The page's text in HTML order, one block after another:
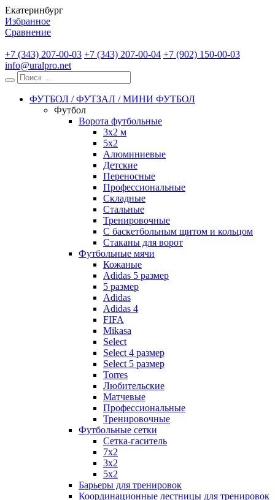
Екатеринбург
Избранное
Сравнение
+7 (343) 207-00-03 +7 (343) 207-00-04 +7 (902) 150-00-03
info@uralpro.net
ФУТБОЛ / ФУТЗАЛ / МИНИ ФУТБОЛ
Футбол
Ворота футбольные
3х2 м
5х2
Алюминиевые
Детские
Переносные
Профессиональные
Складные
Стальные
Тренировочные
С баскетбольным щитом и кольцом
Стаканы для ворот
Футбольные мячи
Кожаные
Adidas 5 размер
5 размер
Adidas
Adidas 4
FIFA
Mikasa
Select
Select 4 размер
Select 5 размер
Torres
Любительские
Матчевые
Профессиональные
Тренировочные
Футбольные сетки
Сетка-гаситель
7x2
3х2
5х2
Барьеры для тренировок
Координационные лестницы для тренировок